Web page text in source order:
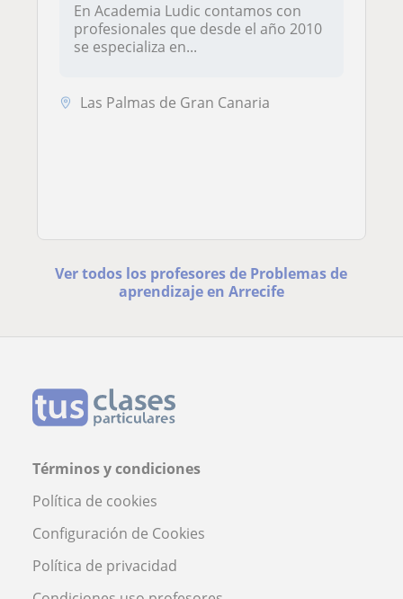
En Academia Ludic contamos con
profesionales que desde el año 2010
se especializa en...
Las Palmas de Gran Canaria
Ver todos los profesores de Problemas de
aprendizaje en Arrecife
Términos y condiciones
Política de cookies
Configuración de Cookies
Política de privacidad